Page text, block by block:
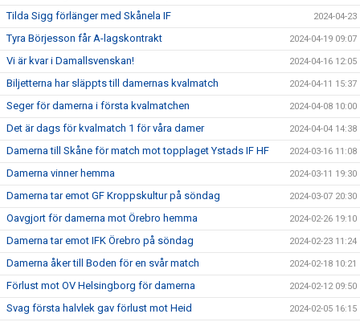
Tilda Sigg förlänger med Skånela IF 2024-04-23
Tyra Börjesson får A-lagskontrakt 2024-04-19 09:07
Vi är kvar i Damallsvenskan! 2024-04-16 12:05
Biljetterna har släppts till damernas kvalmatch 2024-04-11 15:37
Seger för damerna i första kvalmatchen 2024-04-08 10:00
Det är dags för kvalmatch 1 för våra damer 2024-04-04 14:38
Damerna till Skåne för match mot topplaget Ystads IF HF 2024-03-16 11:08
Damerna vinner hemma 2024-03-11 19:30
Damerna tar emot GF Kroppskultur på söndag 2024-03-07 20:30
Oavgjort för damerna mot Örebro hemma 2024-02-26 19:10
Damerna tar emot IFK Örebro på söndag 2024-02-23 11:24
Damerna åker till Boden för en svår match 2024-02-18 10:21
Förlust mot OV Helsingborg för damerna 2024-02-12 09:50
Svag första halvlek gav förlust mot Heid 2024-02-05 16:15